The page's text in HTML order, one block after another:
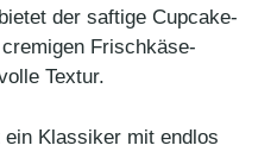
der saftige Cupcake-
Frischkäse-
Textur.
Klassiker mit endlos